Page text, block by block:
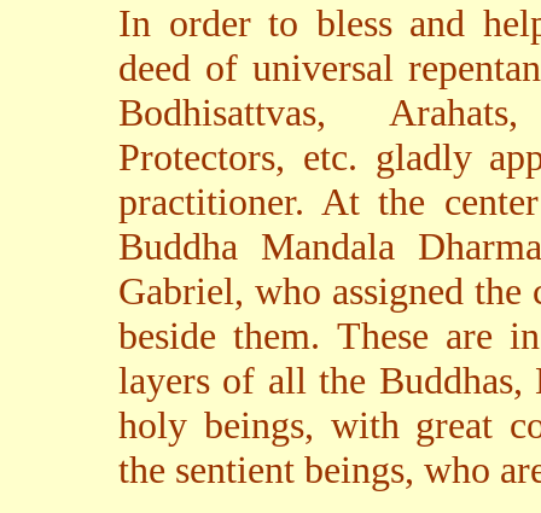
In order to bless and
deed of universal
Bodhisattvas,
Protectors, etc. gladly
practitioner. At the
Buddha Mandala
Gabriel, who assigned
beside them. These are
layers of all the
holy beings, with great
the sentient beings, who